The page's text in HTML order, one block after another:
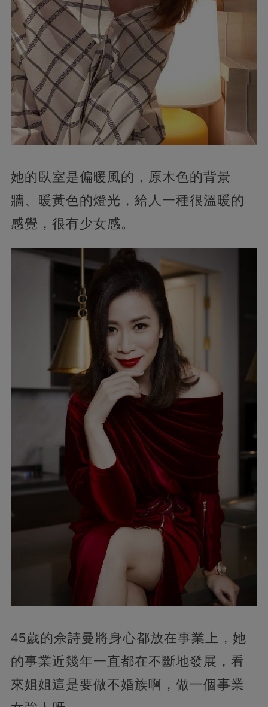
她的臥室是偏暖風的，原木色的背景
牆、暖黃色的燈光，給人一種很溫暖的
感覺，很有少女感。
45歲的佘詩曼將身心都放在事業上，她
的事業近幾年一直都在不斷地發展，看
來姐姐這是要做不婚族啊，做一個事業